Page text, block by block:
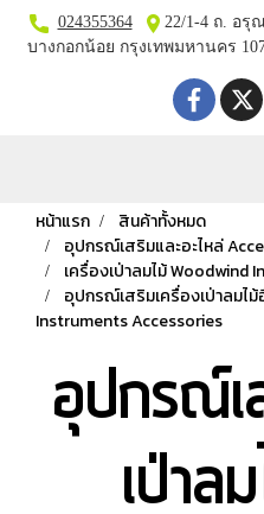
024355364
22/1-4 ถ. อรุ
บางกอกน้อย กรุงเทพมหานคร
หน้าแรก
สินค้าทั้งหมด
อุปกรณ์เสริมและอะไหล่
เครื่องเป่าลมไม้ Woodwind
อุปกรณ์เสริมเครื่องเป่าลมไ
Instruments Accessories
อุปกรณ์เ
เป่าล